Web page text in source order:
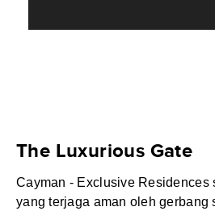
The Luxurious Gate
Cayman - Exclusive Residences
yang terjaga aman oleh gerbang